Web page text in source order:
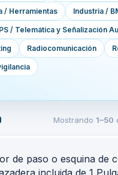
/ Herramientas Industria /
/ Telemática y Señalización
Radiocomunicación
Mostrando 1–50